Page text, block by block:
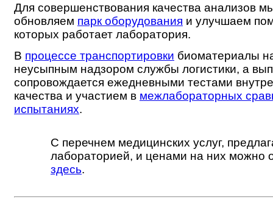
Для совершенствования качества анализов
обновляем парк оборудования и улучшаем
которых работает лаборатория.
В процессе транспортировки биоматериалы
неусыпным надзором службы логистики, а
сопровождается ежедневными тестами
качества и участием в межлабораторных
испытаниях.
С перечнем медицинских услуг,
лабораторией, и ценами на них можно
здесь.